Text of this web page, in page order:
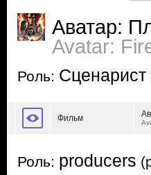
Аватар:
Avatar:
Роль: Сценарист
Фильм
Роль: producers